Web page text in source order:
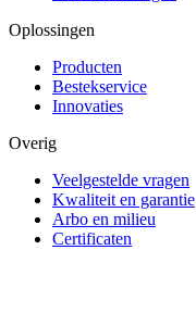
Oplossingen
Producten
Bestekservice
Innovaties
Overig
Veelgestelde vragen
Kwaliteit en garantie
Arbo en milieu
Certificaten